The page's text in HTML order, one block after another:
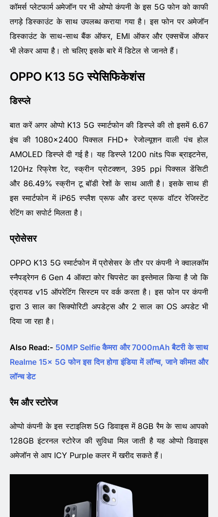
कॉमर्स प्लेटफार्म अमेजॉन पर भी ओप्पो कंपनी के इस 5G फोन को काफी
तगड़े डिस्काउंट के साथ उपलब्ध कराया गया है। इस फोन पर अमेजॉन
डिस्काउंट के साथ-साथ बैंक ऑफर, EMI ऑफर और एक्सचेंज ऑफर
भी लेकर आया है। तो चलिए इसके बारे में डिटेल से जानते हैं।
OPPO K13 5G स्पेसिफिकेशंस
डिस्प्ले
बात करें अगर ओप्पो K13 5G स्मार्टफोन की डिस्प्ले की तो इसमें 6.67
इंच की 1080×2400 पिक्सल FHD+ रेजोल्यूशन वाली पंच होल
AMOLED डिस्प्ले दी गई है। यह डिस्प्ले 1200 nits पिक ब्राइटनेस,
120Hz रिफ्रेश रेट, स्क्रीन प्रोटक्शन, 395 ppi पिक्सल डेंसिटी
और 86.49% स्क्रीन टू बॉडी रेशों के साथ आती है। इसके साथ ही
इस स्मार्टफोन में iP65 स्प्लैश प्रूफ और डस्ट प्रूफ वॉटर रेजिस्टेंट
रेटिंग का सपोर्ट मिलता है।
प्रोसेसर
OPPO K13 5G स्मार्टफोन में प्रोसेसर के तौर पर कंपनी ने क्वालकॉम
स्नैपड्रेगन 6 Gen 4 ऑक्टा कोर चिपसेट का इस्तेमाल किया है जो कि
एंड्रायड v15 ऑपरेटिंग सिस्टम पर वर्क करता है। इस फोन पर कंपनी
द्वारा 3 साल का सिक्योरिटी अपडेट्स और 2 साल का OS अपडेट भी
दिया जा रहा है।
Also Read:- 50MP Selfie कैमरा और 7000mAh बैटरी के साथ
Realme 15x 5G फोन इस दिन होगा इंडिया में लॉन्च, जाने कीमत और
लॉन्च डेट
रैम और स्टोरेज
ओप्पो कंपनी के इस स्टाइलिश 5G डिवाइस में 8GB रैम के साथ आपको
128GB इंटरनल स्टोरेज की सुविधा मिल जाती है यह ओप्पो डिवाइस
अमेजॉन से आप ICY Purple कलर में खरीद सकते हैं।